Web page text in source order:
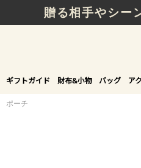
贈る相手やシー
ギフトガイド 財布&小物 バッグ ア
ポーチ